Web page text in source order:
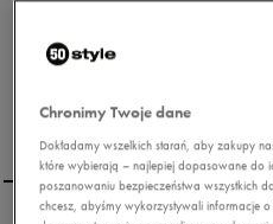
Chronimy Twoje dane
Dokładamy wszelkich starań, aby zakupy
które wybierają – najlepiej dopasowane do
poszanowaniu bezpieczeństwa wszystkich
chcesz, abyśmy wykorzystywali informacje